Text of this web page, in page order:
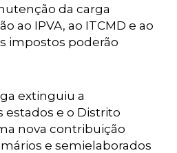
da carga
ao IPVA, ao ITCMD e ao
impostos poderão
extinguiu a
estados e o Distrito
nova contribuição
e semielaborados